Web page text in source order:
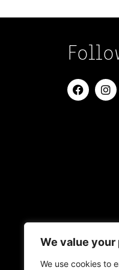
We value your
We use cookies to